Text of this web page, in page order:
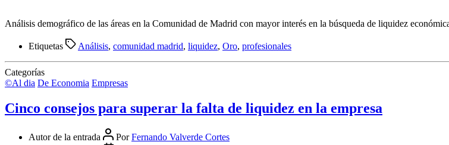
Análisis demográfico de las áreas en la Comunidad de Madrid con mayor interés en la búsqueda de liquidez
Etiquetas Análisis, comunidad madrid, liquidez, Oro, profesionales
Categorías
©Al dia De Economia Empresas
Cinco consejos para superar la falta de liquidez en la empresa
Autor de la entrada PorFernando Valverde Cortes